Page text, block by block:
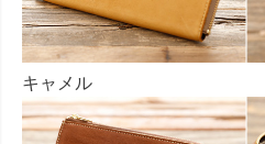
キャメル